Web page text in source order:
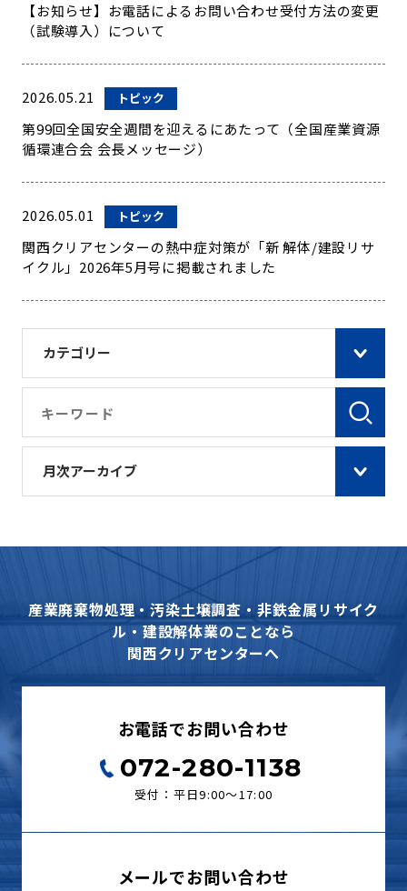
カテゴリー
月次アーカイブ
【お知らせ】お電話によるお問い合わせ受付方法の変更
（試験導入）について
2026.05.21 トピック
第99回全国安全週間を迎えるにあたって（全国産業資源
循環連合会 会長メッセージ）
2026.05.01 トピック
関西クリアセンターの熱中症対策が「新 解体/建設リサ
イクル」2026年5月号に掲載されました
産業廃棄物処理・汚染土壌調査・非鉄金属リサイク
ル・建設解体業のことなら
関西クリアセンターへ
お電話でお問い合わせ
072-280-1138
受付：平日9:00〜17:00
メールでお問い合わせ